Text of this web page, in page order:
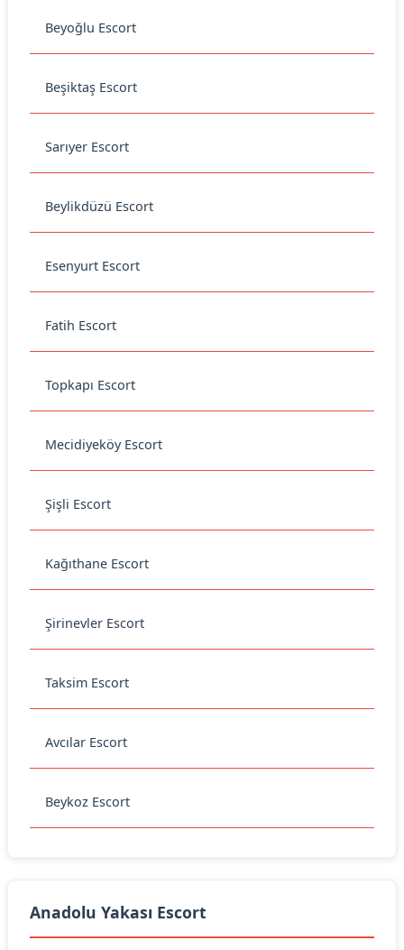
Beyoğlu Escort
Beşiktaş Escort
Sarıyer Escort
Beylikdüzü Escort
Esenyurt Escort
Fatih Escort
Topkapı Escort
Mecidiyeköy Escort
Şişli Escort
Kağıthane Escort
Şirinevler Escort
Taksim Escort
Avcılar Escort
Beykoz Escort
Anadolu Yakası Escort